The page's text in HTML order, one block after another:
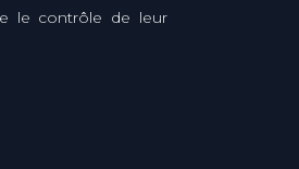
le contrôle de leur